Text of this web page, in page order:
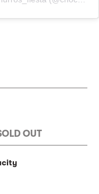
OUT